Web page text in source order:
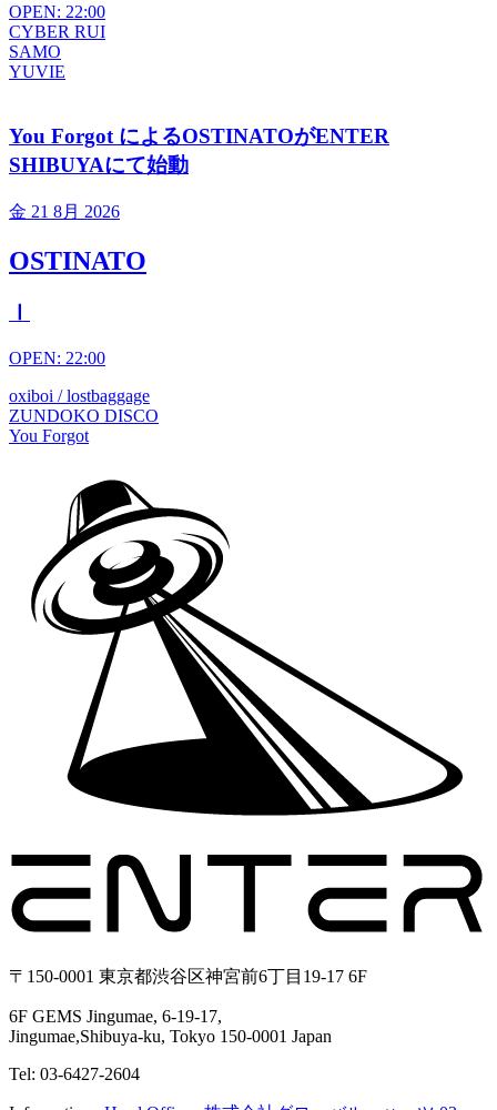
OPEN: 22:00
CYBER RUI
SAMO
YUVIE
You Forgot によるOSTINATOがENTER
SHIBUYAにて始動
金 21 8月 2026
OSTINATO
OPEN: 22:00
oxiboi / lostbaggage
ZUNDOKO DISCO
You Forgot
〒150-0001 東京都渋谷区神宮前6丁目19-17 6F
6F GEMS Jingumae, 6-19-17,
Jingumae,Shibuya-ku, Tokyo 150-0001 Japan
Tel: 03-6427-2604